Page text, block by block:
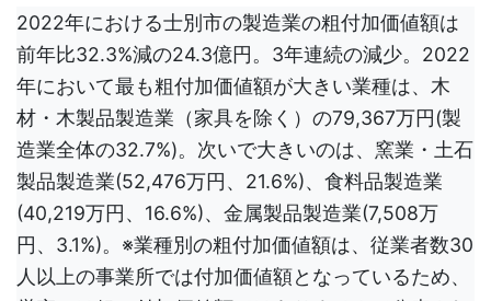
2022年における士別市の製造業の粗付加価値額は
前年比32.3%減の24.3億円。3年連続の減少。2022
年において最も粗付加価値額が大きい業種は、木
材・木製品製造業（家具を除く）の79,367万円(製
造業全体の32.7%)。次いで大きいのは、窯業・土石
製品製造業(52,476万円、21.6%)、食料品製造業
(40,219万円、16.6%)、金属製品製造業(7,508万
円、3.1%)。※業種別の粗付加価値額は、従業者数30
人以上の事業所では付加価値額となっているため、